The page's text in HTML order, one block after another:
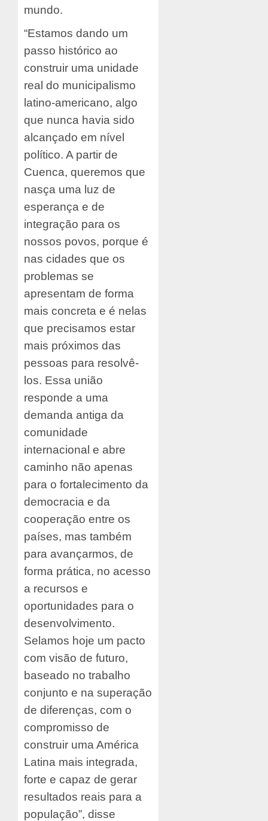
mundo.
“Estamos dando um
passo histórico ao
construir uma unidade
real do municipalismo
latino-americano, algo
que nunca havia sido
alcançado em nível
político. A partir de
Cuenca, queremos que
nasça uma luz de
esperança e de
integração para os
nossos povos, porque é
nas cidades que os
problemas se
apresentam de forma
mais concreta e é nelas
que precisamos estar
mais próximos das
pessoas para resolvê-
los. Essa união
responde a uma
demanda antiga da
comunidade
internacional e abre
caminho não apenas
para o fortalecimento da
democracia e da
cooperação entre os
países, mas também
para avançarmos, de
forma prática, no acesso
a recursos e
oportunidades para o
desenvolvimento.
Selamos hoje um pacto
com visão de futuro,
baseado no trabalho
conjunto e na superação
de diferenças, com o
compromisso de
construir uma América
Latina mais integrada,
forte e capaz de gerar
resultados reais para a
população”, disse